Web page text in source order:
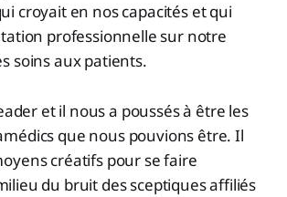
croyait en nos capacités et qui
professionnelle sur notre
soins aux patients.
et il nous a poussés à être les
que nous pouvions être. Il
créatifs pour se faire
du bruit des sceptiques affiliés